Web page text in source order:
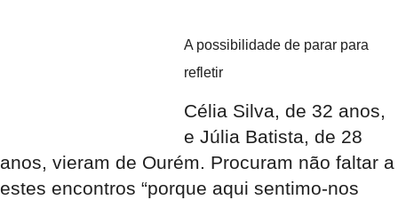
A possibilidade de parar para
refletir
Célia Silva, de 32 anos,
e Júlia Batista, de 28
anos, vieram de Ourém. Procuram não faltar a
estes encontros “porque aqui sentimo-nos